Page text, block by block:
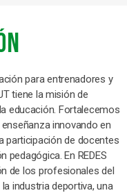
para entrenadores y
tiene la misión de
educación. Fortalecemos
innovando en
participación de docentes
En REDES
de los profesionales del
industria deportiva, una